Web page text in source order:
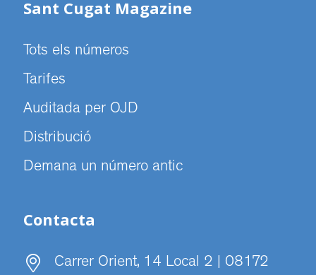
Sant Cugat Magazine
Tots els números
Tarifes
Auditada per OJD
Distribució
Demana un número antic
Contacta
Carrer Orient, 14 Local 2 | 08172